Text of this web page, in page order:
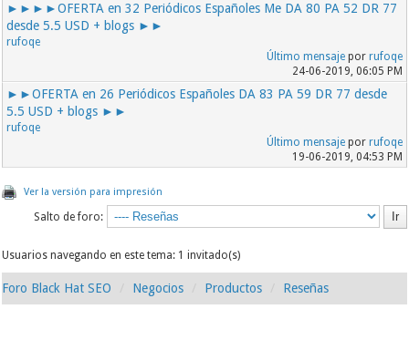
►►►►OFERTA en 32 Periódicos Españoles Me DA 80 PA 52 DR 77
desde 5.5 USD + blogs ►►
rufoqe
Último mensajepor rufoqe
24-06-2019, 06:05 PM
►►OFERTA en 26 Periódicos Españoles DA 83 PA 59 DR 77 desde
5.5 USD + blogs ►►
rufoqe
Último mensajepor rufoqe
19-06-2019, 04:53 PM
Ver la versión para impresión
Salto de foro:
Usuarios navegando en este tema: 1 invitado(s)
Foro Black Hat SEO Negocios Productos Reseñas